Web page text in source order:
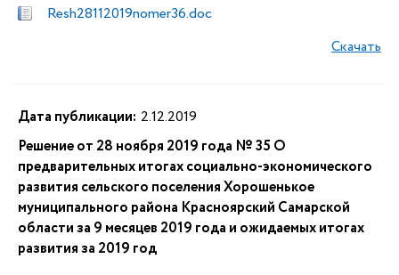
Resh28112019nomer36.doc
Скачать
Дата публикации: 2.12.2019
Решение от 28 ноября 2019 года № 35 О
предварительных итогах социально-экономического
развития сельского поселения Хорошенькое
муниципального района Красноярский Самарской
области за 9 месяцев 2019 года и ожидаемых итогах
развития за 2019 год